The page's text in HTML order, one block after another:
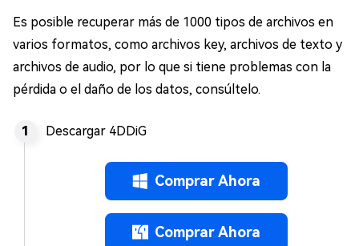
Es posible recuperar más de 1000 tipos de archivos en
varios formatos, como archivos key, archivos de texto y
archivos de audio, por lo que si tiene problemas con la
pérdida o el daño de los datos, consúltelo.
Descargar 4DDiG
Comprar Ahora
Comprar Ahora